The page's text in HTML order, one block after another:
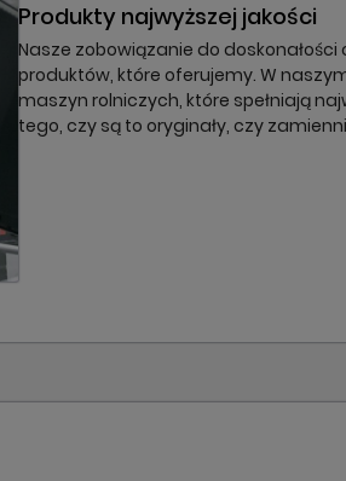
Produkty najwyższej jakości
Nasze zobowiązanie do doskonałości
produktów, które oferujemy. W
maszyn rolniczych, które spełniają
tego, czy są to oryginały, czy